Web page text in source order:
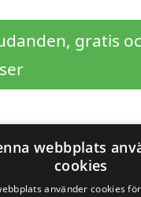
gratis
till
webbplats
cookies
använder cookies